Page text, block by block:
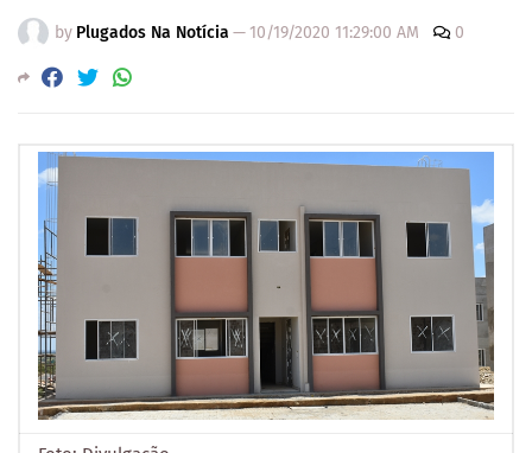
by Plugados Na Notícia — 10/19/2020 11:29:00 AM 0